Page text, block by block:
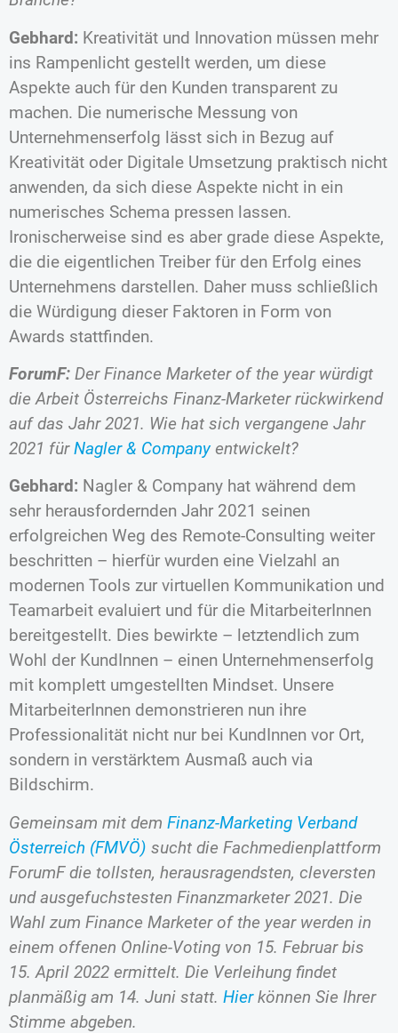
Gebhard: Kreativität und Innovation müssen mehr
ins Rampenlicht gestellt werden, um diese
Aspekte auch für den Kunden transparent zu
machen. Die numerische Messung von
Unternehmenserfolg lässt sich in Bezug auf
Kreativität oder Digitale Umsetzung praktisch nicht
anwenden, da sich diese Aspekte nicht in ein
numerisches Schema pressen lassen.
Ironischerweise sind es aber grade diese Aspekte,
die die eigentlichen Treiber für den Erfolg eines
Unternehmens darstellen. Daher muss schließlich
die Würdigung dieser Faktoren in Form von
Awards stattfinden.
ForumF: Der Finance Marketer of the year würdigt
die Arbeit Österreichs Finanz-Marketer rückwirkend
auf das Jahr 2021. Wie hat sich vergangene Jahr
2021 fürNagler & Company entwickelt?
Gebhard: Nagler & Company hat während dem
sehr herausfordernden Jahr 2021 seinen
erfolgreichen Weg des Remote-Consulting weiter
beschritten – hierfür wurden eine Vielzahl an
modernen Tools zur virtuellen Kommunikation und
Teamarbeit evaluiert und für die MitarbeiterInnen
bereitgestellt. Dies bewirkte – letztendlich zum
Wohl der KundInnen – einen Unternehmenserfolg
mit komplett umgestellten Mindset. Unsere
MitarbeiterInnen demonstrieren nun ihre
Professionalität nicht nur bei KundInnen vor Ort,
sondern in verstärktem Ausmaß auch via
Bildschirm.
Gemeinsam mit dem Finanz-Marketing Verband
Österreich (FMVÖ) sucht die Fachmedienplattform
ForumF die tollsten, herausragendsten, cleversten
und ausgefuchstesten Finanzmarketer 2021. Die
Wahl zum Finance Marketer of the year werden in
einem offenen Online-Voting von 15. Februar bis
15. April 2022 ermittelt. Die Verleihung findet
planmäßig am 14. Juni statt. Hierkönnen Sie Ihrer
Stimme abgeben.